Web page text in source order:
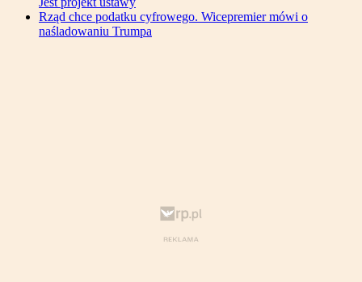
Rząd chce podatku cyfrowego. Wicepremier mówi o
naśladowaniu Trumpa